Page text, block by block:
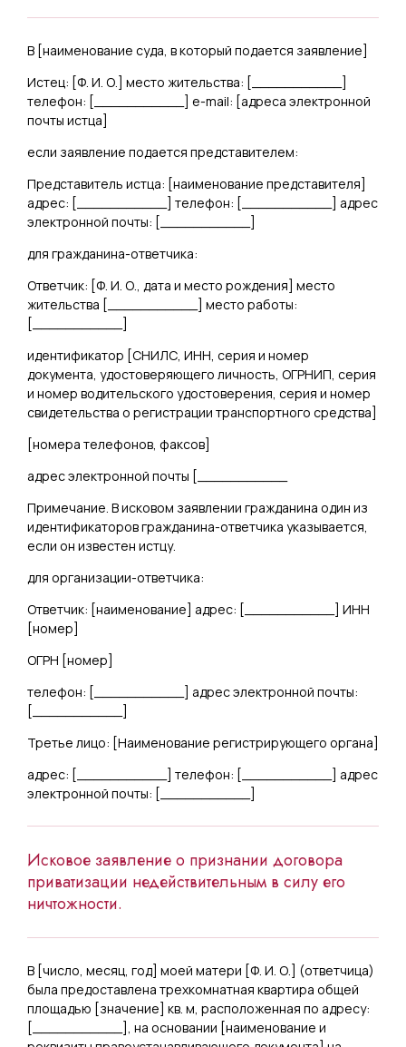
В [наименование суда, в который подается заявление]
Истец: [Ф. И. О.] место жительства: [
]
телефон: [
] e-mail: [адреса электронной
почты истца]
если заявление подается представителем:
Представитель истца: [наименование представителя]
адрес: [
] телефон: [
] адрес
электронной почты: [
]
для гражданина-ответчика:
Ответчик: [Ф. И. О., дата и место рождения] место
жительства [
] место работы:
[
]
идентификатор [СНИЛС, ИНН, серия и номер
документа, удостоверяющего личность, ОГРНИП, серия
и номер водительского удостоверения, серия и номер
свидетельства о регистрации транспортного средства]
[номера телефонов, факсов]
адрес электронной почты [
Примечание. В исковом заявлении гражданина один из
идентификаторов гражданина-ответчика указывается,
если он известен истцу.
для организации-ответчика:
Ответчик: [наименование] адрес: [
] ИНН
[номер]
ОГРН [номер]
телефон: [
] адрес электронной почты:
[
]
Третье лицо: [Наименование регистрирующего органа]
адрес: [
] телефон: [
] адрес
электронной почты: [
]
Исковое заявление о признании договора
приватизации недействительным в силу его
ничтожности.
В [число, месяц, год] моей матери [Ф. И. О.] (ответчица)
была предоставлена трехкомнатная квартира общей
площадью [значение] кв. м, расположенная по адресу:
[
], на основании [наименование и